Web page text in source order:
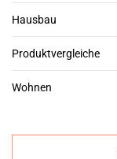
Hausbau
Produktvergleiche
Wohnen